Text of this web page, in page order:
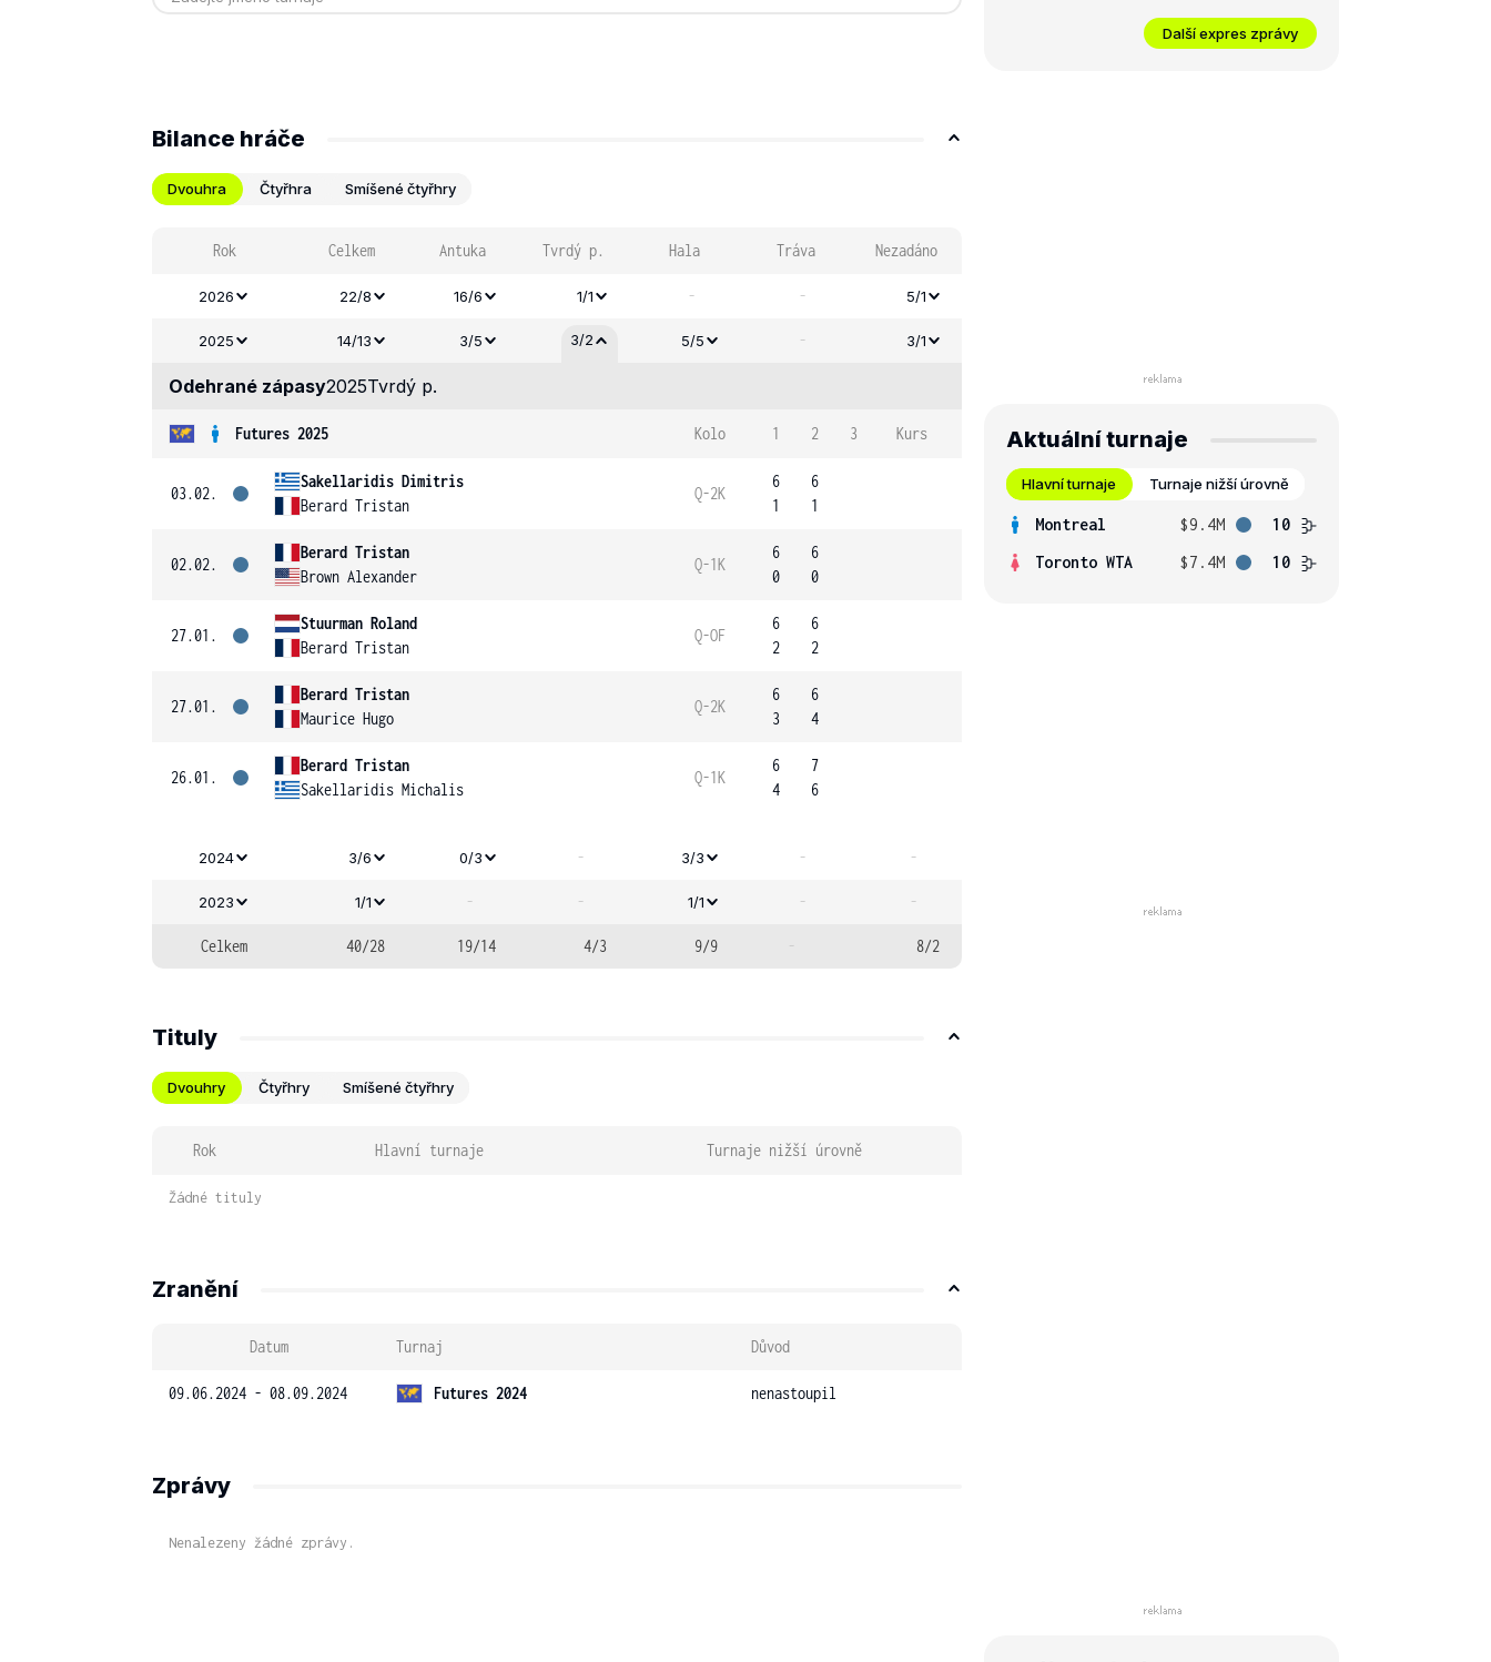
Bilance hráče
Dvouhra Čtyřhra Smíšené čtyřhry
Rok Celkem Antuka Tvrdý p. Hala Tráva Nezadáno
2026 22/8 16/6 1/1 - - 5/1
2025 14/13 3/5 3/2 5/5 - 3/1
Odehrané zápasy2025Tvrdý p.
Futures 2025 Kolo 1 2 3 Kurs
03.02.
Sakellaridis Dimitris
Berard Tristan
Q-2K
6
1
6
1
02.02.
Berard Tristan
Brown Alexander
Q-1K
6
0
6
0
27.01.
Stuurman Roland
Berard Tristan
Q-OF
6
2
6
2
27.01.
Berard Tristan
Maurice Hugo
Q-2K
6
3
6
4
26.01.
Berard Tristan
Sakellaridis Michalis
Q-1K
6
4
7
6
2024 3/6 0/3 - 3/3 - -
2023 1/1 - - 1/1 - -
Celkem 40/28 19/14 4/3 9/9 - 8/2
Tituly
Dvouhry Čtyřhry Smíšené čtyřhry
Rok Hlavní turnaje Turnaje nižší úrovně
Žádné tituly
Zranění
Datum Turnaj Důvod
09.06.2024 - 08.09.2024 Futures 2024 nenastoupil
Zprávy
Nenalezeny žádné zprávy.
Další expres zprávy
Aktuální turnaje
Hlavní turnaje Turnaje nižší úrovně
Montreal $9.4M
10
Toronto WTA
$7.4M 10